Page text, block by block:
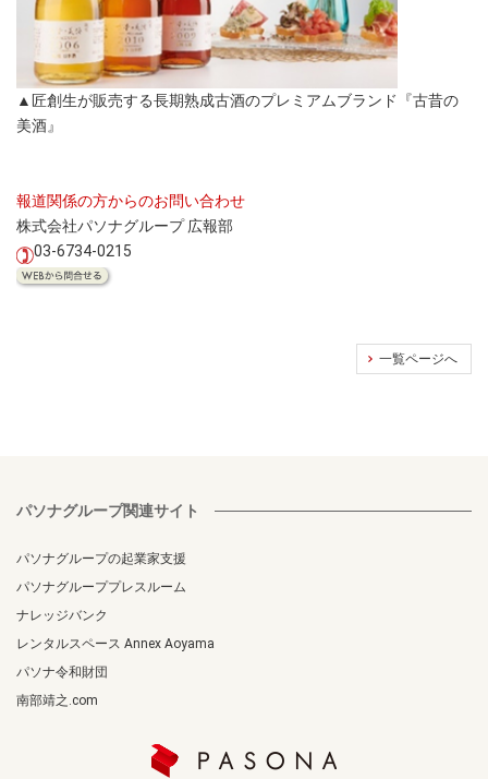
▲匠創生が販売する長期熟成古酒のプレミアムブランド『古昔の
美酒』
報道関係の方からのお問い合わせ
株式会社パソナグループ 広報部
03-6734-0215
一覧ページへ
パソナグループ関連サイト
パソナグループの起業家支援
パソナグループプレスルーム
ナレッジバンク
レンタルスペース Annex Aoyama
パソナ令和財団
南部靖之.com